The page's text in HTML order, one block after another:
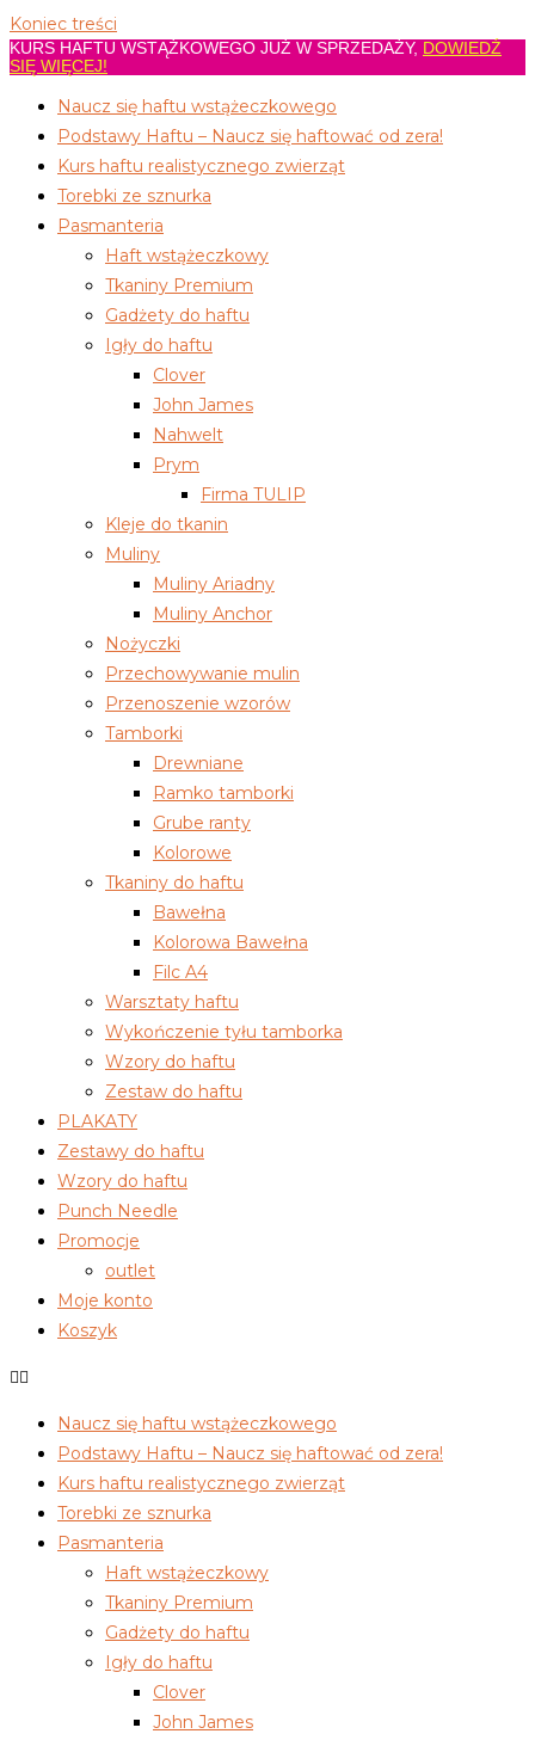
Koniec treści
KURS HAFTU WSTĄŻKOWEGO JUŻ W SPRZEDAŻY, DOWIEDŹ
SIĘ WIĘCEJ!
Naucz się haftu wstążeczkowego
Podstawy Haftu – Naucz się haftować od zera!
Kurs haftu realistycznego zwierząt
Torebki ze sznurka
Pasmanteria
Haft wstążeczkowy
Tkaniny Premium
Gadżety do haftu
Igły do haftu
Clover
John James
Nahwelt
Prym
Firma TULIP
Kleje do tkanin
Muliny
Muliny Ariadny
Muliny Anchor
Nożyczki
Przechowywanie mulin
Przenoszenie wzorów
Tamborki
Drewniane
Ramko tamborki
Grube ranty
Kolorowe
Tkaniny do haftu
Bawełna
Kolorowa Bawełna
Filc A4
Warsztaty haftu
Wykończenie tyłu tamborka
Wzory do haftu
Zestaw do haftu
PLAKATY
Zestawy do haftu
Wzory do haftu
Punch Needle
Promocje
outlet
Moje konto
Koszyk
Naucz się haftu wstążeczkowego
Podstawy Haftu – Naucz się haftować od zera!
Kurs haftu realistycznego zwierząt
Torebki ze sznurka
Pasmanteria
Haft wstążeczkowy
Tkaniny Premium
Gadżety do haftu
Igły do haftu
Clover
John James